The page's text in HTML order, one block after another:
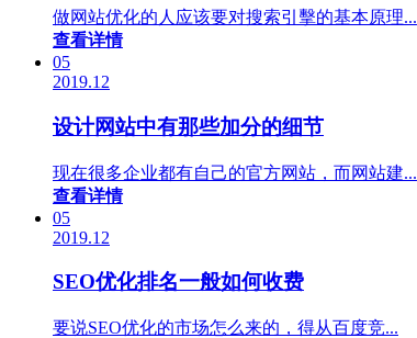
做网站优化的人应该要对搜索引擊的基本原理...
查看详情
05
2019.12
设计网站中有那些加分的细节
现在很多企业都有自己的官方网站，而网站建...
查看详情
05
2019.12
SEO优化排名一般如何收费
要说SEO优化的市场怎么来的，得从百度竞...